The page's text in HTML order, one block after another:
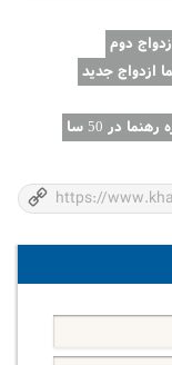
دوم
ازدواج جدید
در 50 سا